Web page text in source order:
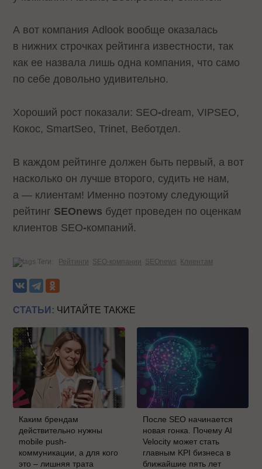
А вот компания Adlook вообще оказалась
в нижних строчках рейтинга известности, так
как ее назвала лишь одна компания, что само
по себе довольно удивительно.
Хороший рост показали: SEO-dream, VIPSEO,
Кокос, SmartSeo, Trinet, Веботдел.
В каждом рейтинге должен быть первый, а вот
насколько он лучше второго, судить не нам,
а — клиентам! Именно поэтому следующий
рейтинг SEOnews будет проведен по оценкам
клиентов SEO-компаний.
Теги: Рейтинги SEO-компании SEOnews Клиентам
СТАТЬИ: ЧИТАЙТЕ ТАКЖЕ
Каким брендам
действительно нужны
mobile push-
коммуникации, а для кого
это – лишняя трата
После SEO начинается
новая гонка. Почему AI
Velocity может стать
главным KPI бизнеса в
ближайшие пять лет